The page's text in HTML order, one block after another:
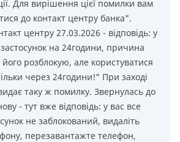
Для вирішення цієї помилки вам
до контакт центру банка".
центру 27.03.2026 - відповідь: у
на 24години, причина
розблокую, але користуватися
через 24години!" При заході
таку ж помилку. Звернулась до
- тут вже відповідь: у вас все
не заблокований, видаліть
перезавантажте телефон,